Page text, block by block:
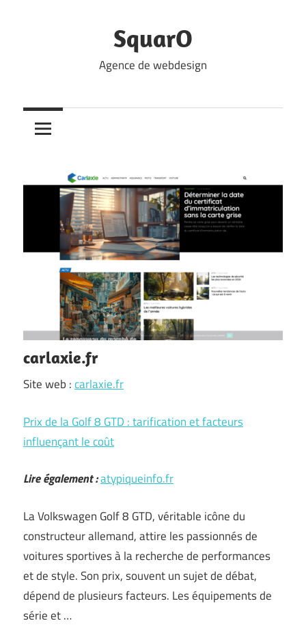
SquarO
Agence de webdesign
carlaxie.fr
Site web :carlaxie.fr
Prix de la Golf 8 GTD : tarification et facteurs
influençant le coût
Lire également :atypiqueinfo.fr
La Volkswagen Golf 8 GTD, véritable icône du
constructeur allemand, attire les passionnés de
voitures sportives à la recherche de performances
et de style. Son prix, souvent un sujet de débat,
dépend de plusieurs facteurs. Les équipements de
série et …